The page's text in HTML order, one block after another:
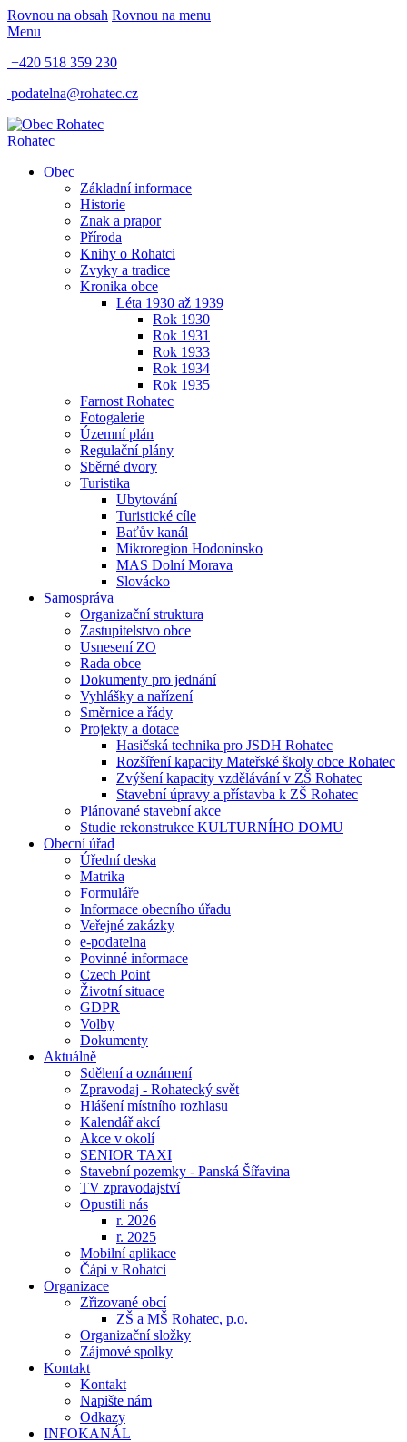
Rovnou na obsah Rovnou na menu
Menu
+420 518 359 230
podatelna@rohatec.cz
Rohatec
Obec
Základní informace
Historie
Znak a prapor
Příroda
Knihy o Rohatci
Zvyky a tradice
Kronika obce
Léta 1930 až 1939
Rok 1930
Rok 1931
Rok 1933
Rok 1934
Rok 1935
Farnost Rohatec
Fotogalerie
Územní plán
Regulační plány
Sběrné dvory
Turistika
Ubytování
Turistické cíle
Baťův kanál
Mikroregion Hodonínsko
MAS Dolní Morava
Slovácko
Samospráva
Organizační struktura
Zastupitelstvo obce
Usnesení ZO
Rada obce
Dokumenty pro jednání
Vyhlášky a nařízení
Směrnice a řády
Projekty a dotace
Hasičská technika pro JSDH Rohatec
Rozšíření kapacity Mateřské školy obce Rohatec
Zvýšení kapacity vzdělávání v ZŠ Rohatec
Stavební úpravy a přístavba k ZŠ Rohatec
Plánované stavební akce
Studie rekonstrukce KULTURNÍHO DOMU
Obecní úřad
Úřední deska
Matrika
Formuláře
Informace obecního úřadu
Veřejné zakázky
e-podatelna
Povinné informace
Czech Point
Životní situace
GDPR
Volby
Dokumenty
Aktuálně
Sdělení a oznámení
Zpravodaj - Rohatecký svět
Hlášení místního rozhlasu
Kalendář akcí
Akce v okolí
SENIOR TAXI
Stavební pozemky - Panská Šířavina
TV zpravodajství
Opustili nás
r. 2026
r. 2025
Mobilní aplikace
Čápi v Rohatci
Organizace
Zřizované obcí
ZŠ a MŠ Rohatec, p.o.
Organizační složky
Zájmové spolky
Kontakt
Kontakt
Napište nám
Odkazy
INFOKANÁL